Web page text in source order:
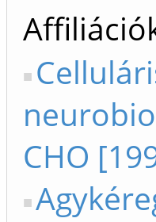
CHO